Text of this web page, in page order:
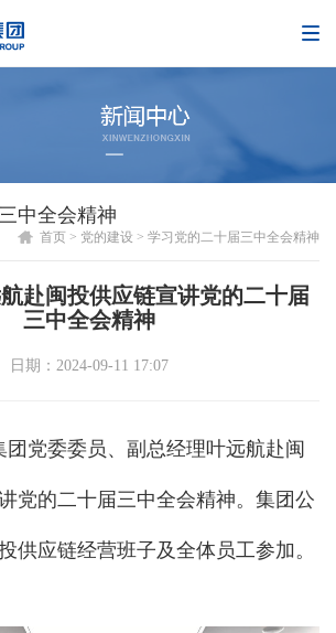
中全会精神
首页 > 党的建设 > 学习党的二十届三中全会精神
赴闽投供应链宣讲党的二十届
三中全会精神
日期：2024-09-11 17:07
党委委员、副总经理叶远航赴闽
党的二十届三中全会精神。集团公
供应链经营班子及全体员工参加。